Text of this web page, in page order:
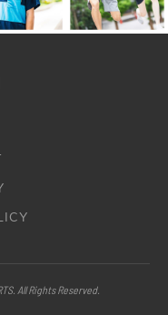
All Rights Reserved.